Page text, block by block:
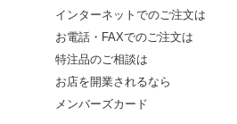
インターネットでのご注文は
お電話・FAXでのご注文は
特注品のご相談は
お店を開業されるなら
メンバーズカード